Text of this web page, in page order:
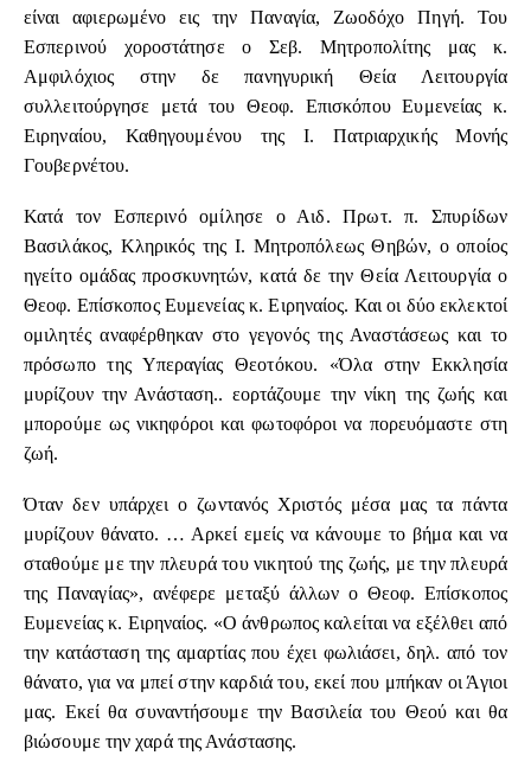
είναι αφιερωμένο εις την Παναγία, Ζωοδόχο Πηγή. Του
Εσπερινού χοροστάτησε ο Σεβ. Μητροπολίτης μας κ.
Αμφιλόχιος στην δε πανηγυρική Θεία Λειτουργία
συλλειτούργησε μετά του Θεοφ. Επισκόπου Ευμενείας κ.
Ειρηναίου, Καθηγουμένου της Ι. Πατριαρχικής Μονής
Γουβερνέτου.
Κατά τον Εσπερινό ομίλησε ο Αιδ. Πρωτ. π. Σπυρίδων
Βασιλάκος, Κληρικός της Ι. Μητροπόλεως Θηβών, ο οποίος
ηγείτο ομάδας προσκυνητών, κατά δε την Θεία Λειτουργία ο
Θεοφ. Επίσκοπος Ευμενείας κ. Ειρηναίος. Και οι δύο εκλεκτοί
ομιλητές αναφέρθηκαν στο γεγονός της Αναστάσεως και το
πρόσωπο της Υπεραγίας Θεοτόκου. «Όλα στην Εκκλησία
μυρίζουν την Ανάσταση.. εορτάζουμε την νίκη της ζωής και
μπορούμε ως νικηφόροι και φωτοφόροι να πορευόμαστε στη
ζωή.
Όταν δεν υπάρχει ο ζωντανός Χριστός μέσα μας τα πάντα
μυρίζουν θάνατο. … Αρκεί εμείς να κάνουμε το βήμα και να
σταθούμε με την πλευρά του νικητού της ζωής, με την πλευρά
της Παναγίας», ανέφερε μεταξύ άλλων ο Θεοφ. Επίσκοπος
Ευμενείας κ. Ειρηναίος. «Ο άνθρωπος καλείται να εξέλθει από
την κατάσταση της αμαρτίας που έχει φωλιάσει, δηλ. από τον
θάνατο, για να μπεί στην καρδιά του, εκεί που μπήκαν οι Άγιοι
μας. Εκεί θα συναντήσουμε την Βασιλεία του Θεού και θα
βιώσουμε την χαρά της Ανάστασης.